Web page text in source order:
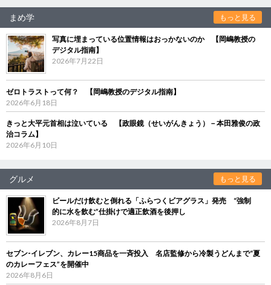
まめ学 もっと見る
写真に埋まっている位置情報はおっかないのか 【岡嶋教授の
デジタル指南】
2026年7月22日
ゼロトラストって何？ 【岡嶋教授のデジタル指南】
2026年6月18日
きっと大平元首相は泣いている 【政眼鏡（せいがんきょう）－本田雅俊の政
治コラム】
2026年6月10日
グルメ もっと見る
ビールだけ飲むと倒れる「ふらつくビアグラス」発売 “強制
的に水を飲む”仕掛けで適正飲酒を後押し
2026年8月7日
セブン‐イレブン、カレー15商品を一斉投入 名店監修から冷製うどんまで“夏
のカレーフェス”を開催中
2026年8月6日